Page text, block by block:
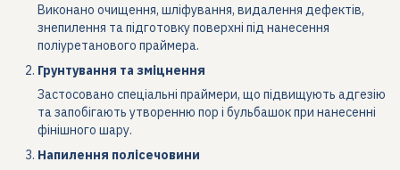
Виконано очищення, шліфування, видалення дефектів,
знепилення та підготовку поверхні під нанесення
поліуретанового праймера.
Грунтування та зміцнення
Застосовано спеціальні праймери, що підвищують адгезію
та запобігають утворенню пор і бульбашок при нанесенні
фінішного шару.
Напилення полісечовини